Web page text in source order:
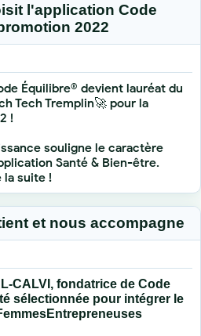
l'application Code
2022
Équilibre® devient lauréat du
Tech Tremplin🚀 pour la
!
souligne le caractère
Santé & Bien-être.
la suite !
et nous accompagne
CALVI, fondatrice de Code
sélectionnée pour intégrer le